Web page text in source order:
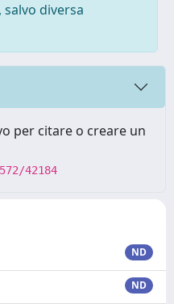
diversa
per citare o creare un
42184
ND
ND